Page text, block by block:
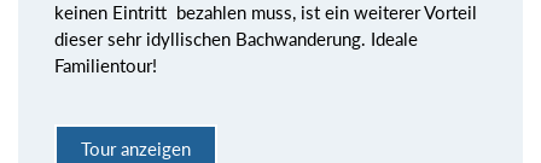
keinen Eintritt bezahlen muss, ist ein weiterer Vorteil
dieser sehr idyllischen Bachwanderung. Ideale
Familientour!
Tour anzeigen